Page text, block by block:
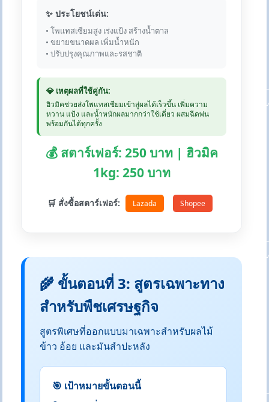
✨ ประโยชน์เด่น:
• โพแทสเซียมสูง เร่งแป้ง สร้างน้ำตาล
• ขยายขนาดผล เพิ่มน้ำหนัก
• ปรับปรุงคุณภาพและรสชาติ
💎 เหตุผลที่ใช้คู่กัน:
ฮิวมิคช่วยส่งโพแทสเซียมเข้าสู่ผลได้เร็วขึ้น เพิ่มความ
หวาน แป้ง และน้ำหนักผลมากกว่าใช้เดี่ยว ผสมฉีดพ่น
พร้อมกันได้ทุกครั้ง
💰 สตาร์เฟอร์: 250 บาท | ฮิวมิค
1kg: 250 บาท
🛒 สั่งซื้อสตาร์เฟอร์: Lazada Shopee
🌾 ขั้นตอนที่ 3: สูตรเฉพาะทาง
สำหรับพืชเศรษฐกิจ
สูตรพิเศษที่ออกแบบมาเฉพาะสำหรับผลไม้
ข้าว อ้อย และมันสำปะหลัง
🎯 เป้าหมายขั้นตอนนี้